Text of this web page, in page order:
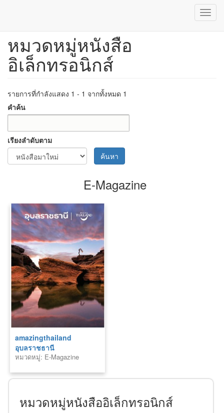
เนื้อหา
หมวดหมู่หนังสือ
อิเล็กทรอนิกส์
รายการที่กำลังแสดง 1 - 1 จากทั้งหมด 1
คำค้น
เรียงลำดับตาม
ค้นหา
E-Magazine
amazingthailand
อุบลราชธานี
หมวดหมู่: E-Magazine
หมวดหมู่หนังสืออิเล็กทรอนิกส์